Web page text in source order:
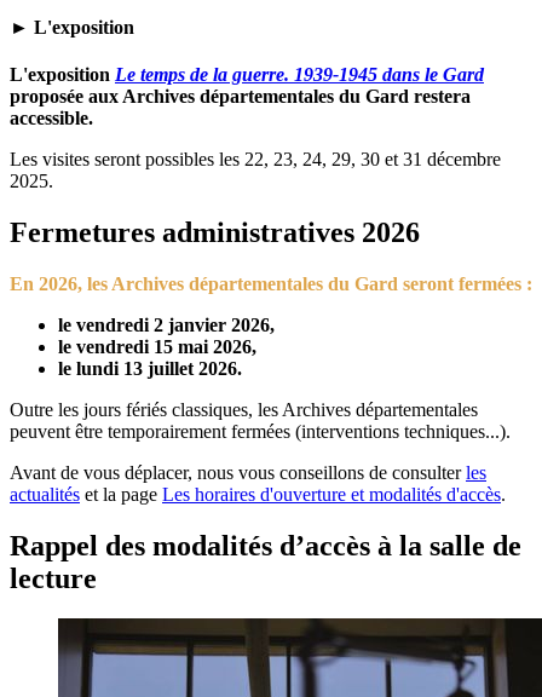
► L'exposition
L'exposition Le temps de la guerre. 1939-1945 dans le Gard
proposée aux Archives départementales du Gard restera
accessible.
Les visites seront possibles les 22, 23, 24, 29, 30 et 31 décembre
2025.
Fermetures administratives 2026
En 2026, les Archives départementales du Gard seront fermées :
le vendredi 2 janvier 2026,
le vendredi 15 mai 2026,
le lundi 13 juillet 2026.
Outre les jours fériés classiques, les Archives départementales
peuvent être temporairement fermées (interventions techniques...).
Avant de vous déplacer, nous vous conseillons de consulterles
actualités et la page Les horaires d'ouverture et modalités d'accès.
Rappel des modalités d’accès à la salle de
lecture